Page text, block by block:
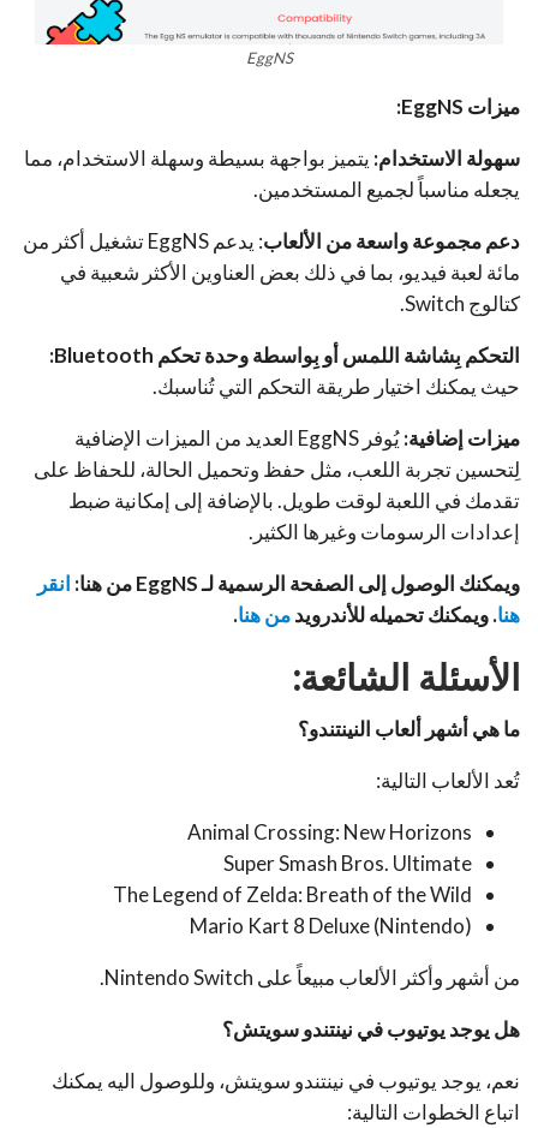
EggNS
ميزات EggNS:
سهولة الاستخدام: يتميز بواجهة بسيطة وسهلة الاستخدام، مما
يجعله مناسباً لجميع المستخدمين.
دعم مجموعة واسعة من الألعاب
: يدعم EggNS تشغيل أكثر من
مائة لعبة فيديو، بما في ذلك بعض العناوين الأكثر شعبية في
كتالوج Switch.
التحكم بِشاشة اللمس أو بِواسطة وحدة تحكم Bluetooth
:
حيث يمكنك اختيار طريقة التحكم التي تُناسبك.
ميزات إضافية:
يُوفر EggNS العديد من الميزات الإضافية
لِتحسين تجربة اللعب، مثل حفظ وتحميل الحالة، للحفاظ على
تقدمك في اللعبة لوقت طويل. بالإضافة إلى إمكانية ضبط
إعدادات الرسومات وغيرها الكثير.
ويمكنك الوصول إلى الصفحة الرسمية لـ EggNS من هنا: انقر
هنا. ويمكنك تحميله للأندرويدمن هنا.
الأسئلة الشائعة:
ما هي أشهر ألعاب النينتندو؟
تُعد الألعاب التالية:
Animal Crossing: New Horizons
Super Smash Bros. Ultimate
The Legend of Zelda: Breath of the Wild
Mario Kart 8 Deluxe (Nintendo)
من أشهر وأكثر الألعاب مبيعاً على Nintendo Switch.
هل يوجد يوتيوب في نينتندو سويتش؟
نعم، يوجد يوتيوب في نينتندو سويتش، وللوصول اليه يمكنك
اتباع الخطوات التالية: